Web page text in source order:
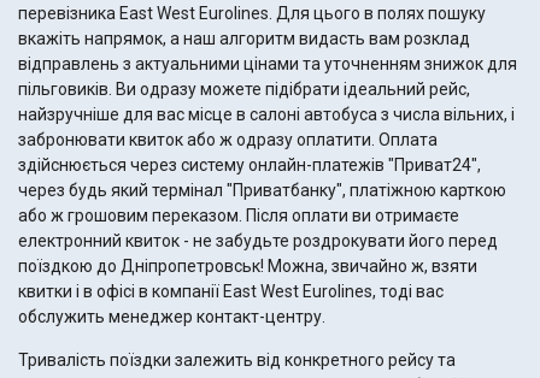
перевізника East West Eurolines. Для цього в полях пошуку
вкажіть напрямок, а наш алгоритм видасть вам розклад
відправлень з актуальними цінами та уточненням знижок для
пільговиків. Ви одразу можете підібрати ідеальний рейс,
найзручніше для вас місце в салоні автобуса з числа вільних, і
забронювати квиток або ж одразу оплатити. Оплата
здійснюється через систему онлайн-платежів "Приват24",
через будь який термінал "Приватбанку", платіжною карткою
або ж грошовим переказом. Після оплати ви отримаєте
електронний квиток - не забудьте роздрокувати його перед
поїздкою до Дніпропетровськ! Можна, звичайно ж, взяти
квитки і в офісі в компанії East West Eurolines, тоді вас
обслужить менеджер контакт-центру.
Тривалість поїздки залежить від конкретного рейсу та